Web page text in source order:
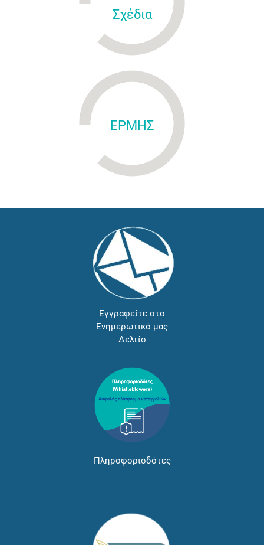
Σχέδια
ΕΡΜΗΣ
Εγγραφείτε στο
Ενημερωτικό μας
Δελτίο
Πληροφοριοδότες